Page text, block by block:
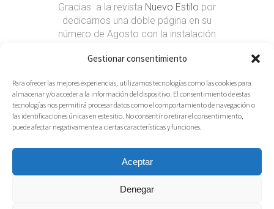
Gestionar consentimiento
Para ofrecer las mejores experiencias, utilizamos tecnologías como las cookies para
almacenar y/o acceder a la información del dispositivo. El consentimiento de estas
tecnologías nos permitirá procesar datos como el comportamiento de navegación o
las identificaciones únicas en este sitio. No consentir o retirar el consentimiento,
puede afectar negativamente a ciertas características y funciones.
Aceptar
Denegar
Gracias a la revista Nuevo Estilo por
dedicarnos una doble página en su
número de Agosto con la instalación
para el hotelRadisson Blu Madrid
2017. Estamos muy contentos!!
Read More
27.07.2017 Share